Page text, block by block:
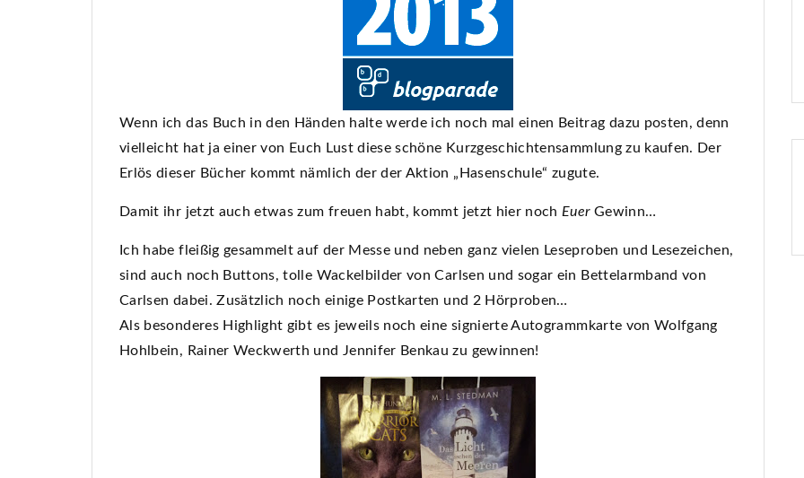
Wenn ich das Buch in den Händen halte werde ich noch mal einen Beitrag dazu posten, denn
vielleicht hat ja einer von Euch Lust diese schöne Kurzgeschichtensammlung zu kaufen. Der
Erlös dieser Bücher kommt nämlich der der Aktion „Hasenschule“ zugute.
Damit ihr jetzt auch etwas zum freuen habt, kommt jetzt hier nochEuerGewinn…
Ich habe fleißig gesammelt auf der Messe und neben ganz vielen Leseproben und Lesezeichen,
sind auch noch Buttons, tolle Wackelbilder von Carlsen und sogar ein Bettelarmband von
Carlsen dabei. Zusätzlich noch einige Postkarten und 2 Hörproben…
Als besonderes Highlight gibt es jeweils noch eine signierte Autogrammkarte von Wolfgang
Hohlbein, Rainer Weckwerth und Jennifer Benkau zu gewinnen!